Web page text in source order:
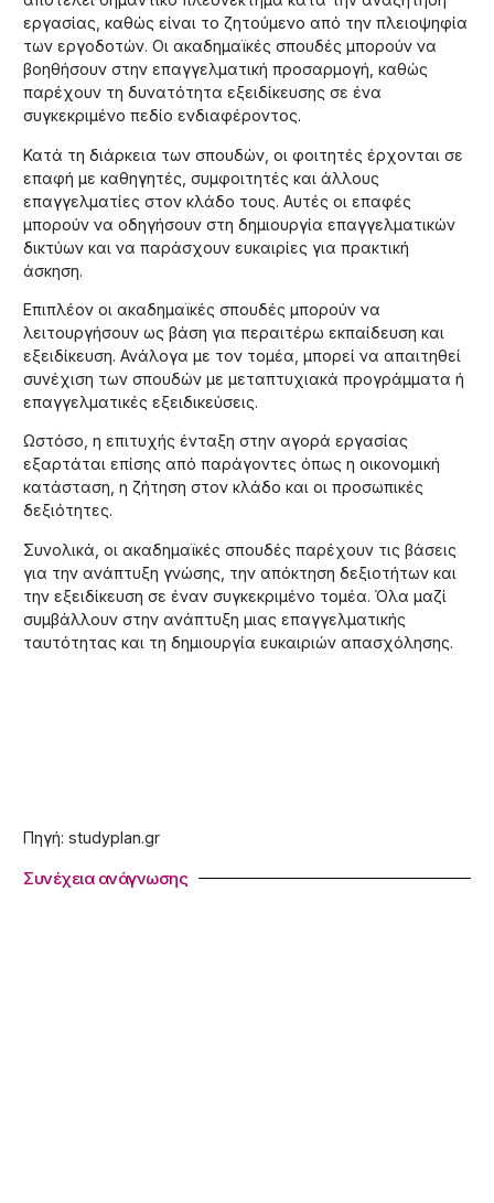
εργασίας, καθώς είναι το ζητούμενο από την πλειοψηφία
των εργοδοτών. Οι ακαδημαϊκές σπουδές μπορούν να
βοηθήσουν στην επαγγελματική προσαρμογή, καθώς
παρέχουν τη δυνατότητα εξειδίκευσης σε ένα
συγκεκριμένο πεδίο ενδιαφέροντος.
Κατά τη διάρκεια των σπουδών, οι φοιτητές έρχονται σε
επαφή με καθηγητές, συμφοιτητές και άλλους
επαγγελματίες στον κλάδο τους. Αυτές οι επαφές
μπορούν να οδηγήσουν στη δημιουργία επαγγελματικών
δικτύων και να παράσχουν ευκαιρίες για πρακτική
άσκηση.
Επιπλέον οι ακαδημαϊκές σπουδές μπορούν να
λειτουργήσουν ως βάση για περαιτέρω εκπαίδευση και
εξειδίκευση. Ανάλογα με τον τομέα, μπορεί να απαιτηθεί
συνέχιση των σπουδών με μεταπτυχιακά προγράμματα ή
επαγγελματικές εξειδικεύσεις.
Ωστόσο, η επιτυχής ένταξη στην αγορά εργασίας
εξαρτάται επίσης από παράγοντες όπως η οικονομική
κατάσταση, η ζήτηση στον κλάδο και οι προσωπικές
δεξιότητες.
Συνολικά, οι ακαδημαϊκές σπουδές παρέχουν τις βάσεις
για την ανάπτυξη γνώσης, την απόκτηση δεξιοτήτων και
την εξειδίκευση σε έναν συγκεκριμένο τομέα. Όλα μαζί
συμβάλλουν στην ανάπτυξη μιας επαγγελματικής
ταυτότητας και τη δημιουργία ευκαιριών απασχόλησης.
Πηγή: studyplan.gr
Συνέχεια ανάγνωσης